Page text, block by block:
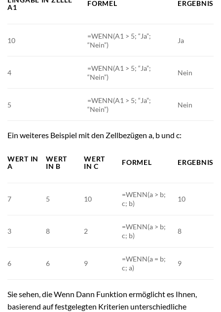
A1
FORMEL ERGEBNIS
10
=WENN(A1 > 5; “Ja”;
“Nein”)
Ja
4
=WENN(A1 > 5; “Ja”;
“Nein”)
Nein
5
=WENN(A1 > 5; “Ja”;
“Nein”)
Nein
Ein weiteres Beispiel mit den Zellbezügen a, b und c:
WERT IN
A
WERT
IN B
WERT
IN C
FORMEL ERGEBNIS
7 5 10
=WENN(a > b;
c; b)
10
3 8 2
=WENN(a > b;
c; b)
8
6 6 9
=WENN(a = b;
c; a)
9
Sie sehen, die Wenn Dann Funktion ermöglicht es Ihnen,
basierend auf festgelegten Kriterien unterschiedliche